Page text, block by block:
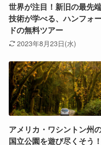
世界が注目！新旧の最先
技術が学べる、ハンフォ
ドの無料ツアー
2023年8月23日(水)
アメリカ・ワシントン州
国立公園を遊び尽くそう！